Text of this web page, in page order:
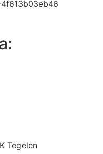
Tegelen